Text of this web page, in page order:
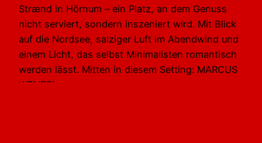
Strænd in Hörnum – ein Platz, an dem Genuss
nicht serviert, sondern inszeniert wird. Mit Blick
auf die Nordsee, salziger Luft im Abendwind und
einem Licht, das selbst Minimalisten romantisch
werden lässt. Mitten in diesem Setting: MARCUS
WENZEL.…